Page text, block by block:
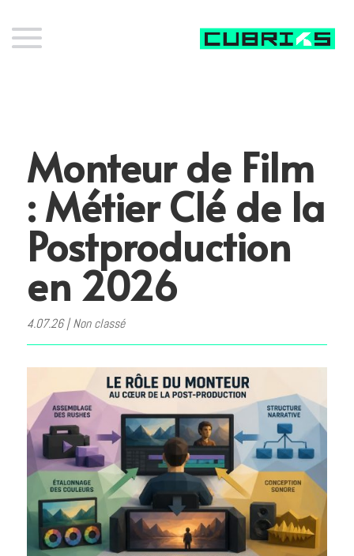
Monteur de Film
: Métier Clé de la
Postproduction
en 2026
4.07.26|Non classé